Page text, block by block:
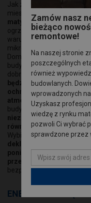
Jak zadbać o prawidłową
mieszkać zdrowo i
maty STEICOflex 036,
ogrzewania, zapewni się
warunków
mikroklimat wewnątrz.
Dom zapewnia
budynek, w którym się
dobremu samopoczuciu.
będzie miał
ochrona termiczna przed
atmosferycznymi. Ale ta
budynku warstwa, nie tylko
niezbędnej do jego
również na panujący w
Wybierając materiał do
deklarowanymi
ponieważ w ten sposób
przez ściany zewnętrzne
bezpośredni wpływ
Zamów nasz
bieżąco
remontowe!
Na naszej stronie
poszczególnych
również
budowlanych.
wprowadzonych
Uzyskasz
wiedzę z rynku
pozwoli Ci wybrać
sprawdzone przez